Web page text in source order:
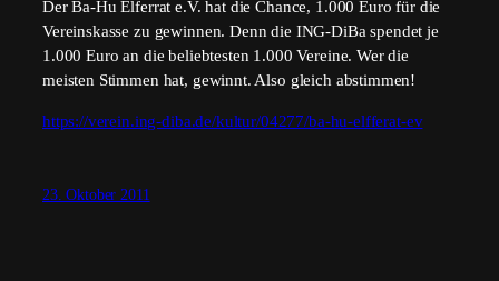
Der Ba-Hu Elferrat e.V. hat die Chance, 1.000 Euro für die
Vereinskasse zu gewinnen. Denn die ING-DiBa spendet je
1.000 Euro an die beliebtesten 1.000 Vereine. Wer die
meisten Stimmen hat, gewinnt. Also gleich abstimmen!
https://verein.ing-diba.de/kultur/04277/ba-hu-elfferat-ev
23. Oktober 2011